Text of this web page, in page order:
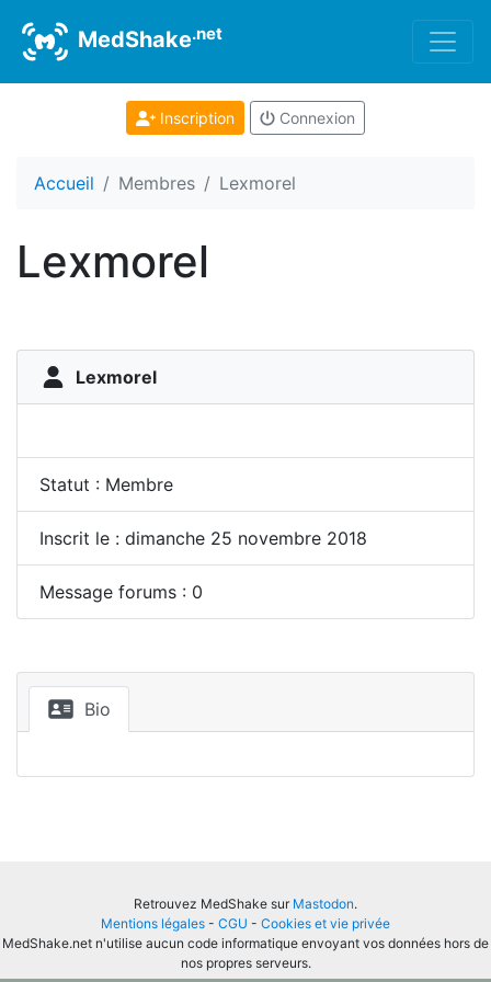
MedShake.net
Inscription Connexion
Accueil Membres Lexmorel
Lexmorel
Lexmorel
Statut : Membre
Inscrit le : dimanche 25 novembre 2018
Message forums : 0
Bio
Retrouvez MedShake sur Mastodon.
Mentions légales - CGU - Cookies et vie privée
MedShake.net n'utilise aucun code informatique envoyant vos données hors de
nos propres serveurs.